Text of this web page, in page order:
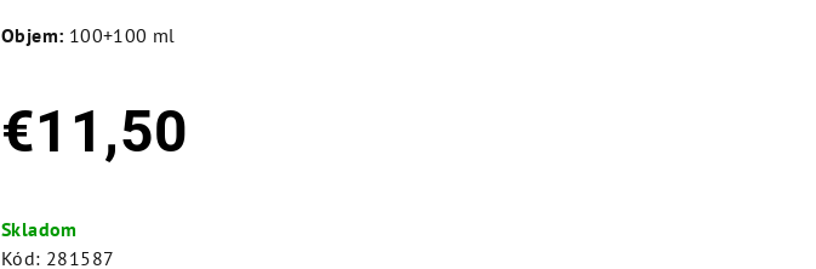
Objem: 100+100 ml
€11,50
cena:
Skladom
Kód: 281587